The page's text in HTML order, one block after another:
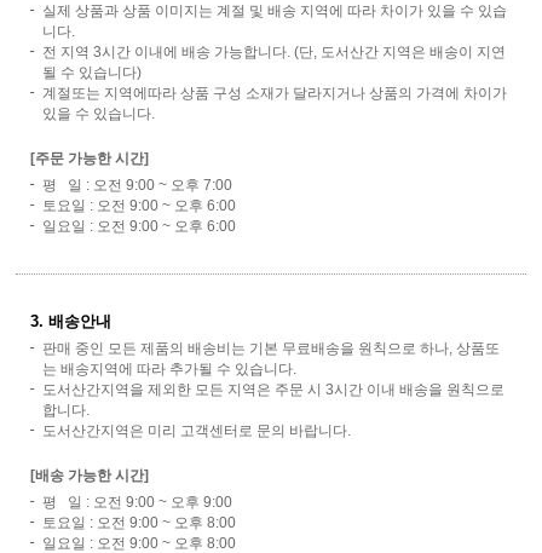
실제 상품과 상품 이미지는 계절 및 배송 지역에 따라 차이가 있을 수 있습
니다.
전 지역 3시간 이내에 배송 가능합니다. (단, 도서산간 지역은 배송이 지연
될 수 있습니다)
계절또는 지역에따라 상품 구성 소재가 달라지거나 상품의 가격에 차이가
있을 수 있습니다.
[주문 가능한 시간]
평 일 : 오전 9:00 ~ 오후 7:00
토요일 : 오전 9:00 ~ 오후 6:00
일요일 : 오전 9:00 ~ 오후 6:00
3. 배송안내
판매 중인 모든 제품의 배송비는 기본 무료배송을 원칙으로 하나, 상품또
는 배송지역에 따라 추가될 수 있습니다.
도서산간지역을 제외한 모든 지역은 주문 시 3시간 이내 배송을 원칙으로
합니다.
도서산간지역은 미리 고객센터로 문의 바랍니다.
[배송 가능한 시간]
평 일 : 오전 9:00 ~ 오후 9:00
토요일 : 오전 9:00 ~ 오후 8:00
일요일 : 오전 9:00 ~ 오후 8:00